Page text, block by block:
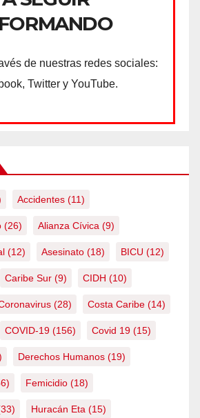
de nuestras redes sociales:
Twitter y YouTube.
Accidentes (11)
(26) Alianza Cívica (9)
(12) Asesinato (18) BICU (12)
Caribe Sur (9) CIDH (10)
(28) Costa Caribe (14)
COVID-19 (156) Covid 19 (15)
Derechos Humanos (19)
Femicidio (18)
Huracán Eta (15)